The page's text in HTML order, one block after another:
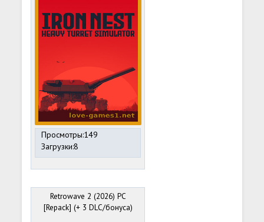
Просмотры:149
Загрузки:8
Retrowave 2 (2026) PC
[Repack] (+ 3 DLC/бонуса)